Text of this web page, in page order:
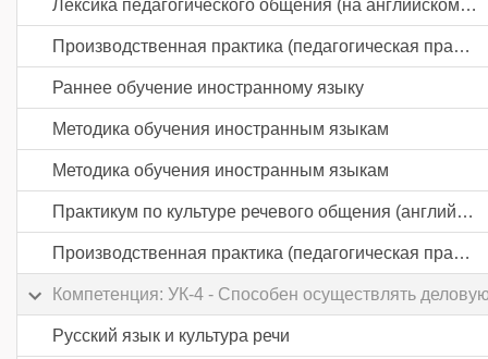
Лексика педагогического общения (на английском языке)
Производственная практика (педагогическая практика) часть 2
Раннее обучение иностранному языку
Методика обучения иностранным языкам
Методика обучения иностранным языкам
Практикум по культуре речевого общения (английский язык)
Производственная практика (педагогическая практика) часть 3
Компетенция: УК-4 - Способен осуществлять
Русский язык и культура речи